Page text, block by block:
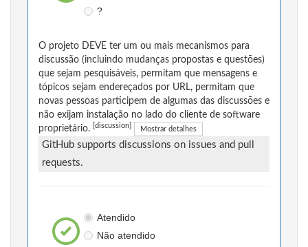
?
O projeto DEVE ter um ou mais mecanismos para
discussão (incluindo mudanças propostas e questões)
que sejam pesquisáveis, permitam que mensagens e
tópicos sejam endereçados por URL, permitam que
novas pessoas participem de algumas das discussões e
não exijam instalação no lado do cliente de software
proprietário.
[discussion] Mostrar detalhes
GitHub supports discussions on issues and pull
requests.
Atendido
Não atendido